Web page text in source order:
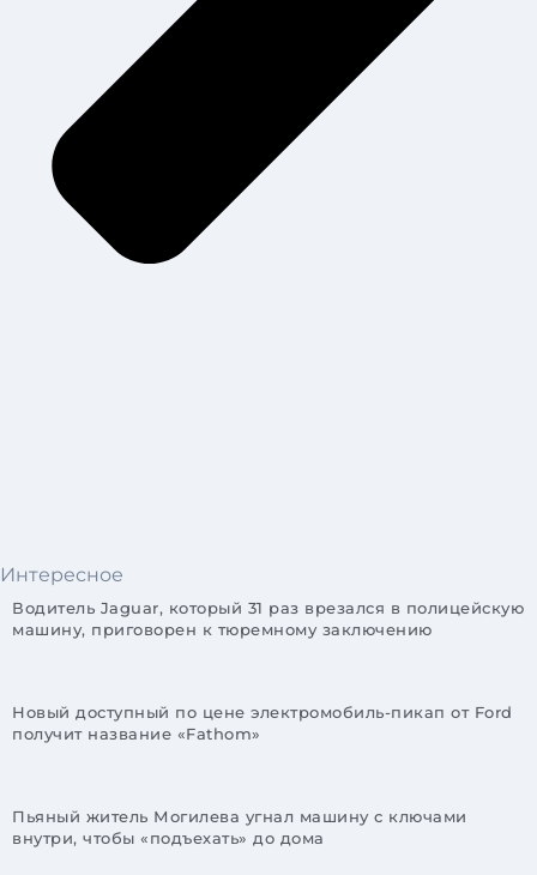
Интересное
Водитель Jaguar, который 31 раз врезался в полицейскую
машину, приговорен к тюремному заключению
Новый доступный по цене электромобиль-пикап от Ford
получит название «Fathom»
Пьяный житель Могилева угнал машину с ключами
внутри, чтобы «подъехать» до дома